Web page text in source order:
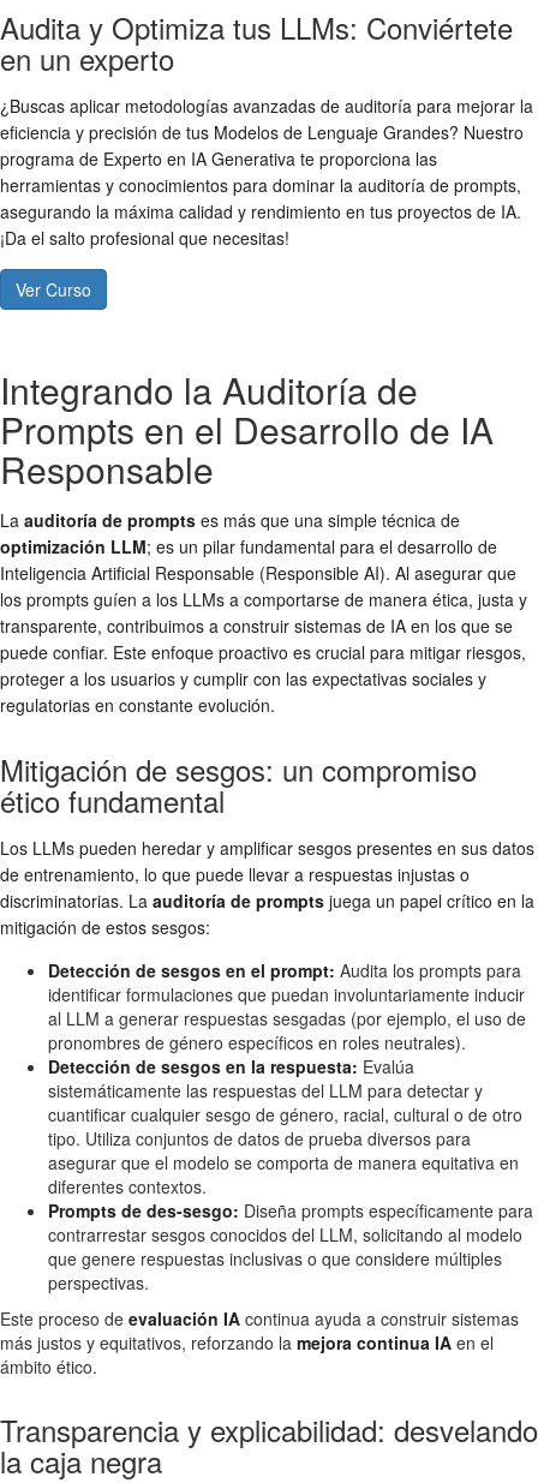
Audita y Optimiza tus LLMs: Conviértete
en un experto
¿Buscas aplicar metodologías avanzadas de auditoría para mejorar la
eficiencia y precisión de tus Modelos de Lenguaje Grandes? Nuestro
programa de Experto en IA Generativa te proporciona las
herramientas y conocimientos para dominar la auditoría de prompts,
asegurando la máxima calidad y rendimiento en tus proyectos de IA.
¡Da el salto profesional que necesitas!
Ver Curso
Integrando la Auditoría de
Prompts en el Desarrollo de IA
Responsable
La auditoría de prompts es más que una simple técnica de
optimización LLM; es un pilar fundamental para el desarrollo de
Inteligencia Artificial Responsable (Responsible AI). Al asegurar que
los prompts guíen a los LLMs a comportarse de manera ética, justa y
transparente, contribuimos a construir sistemas de IA en los que se
puede confiar. Este enfoque proactivo es crucial para mitigar riesgos,
proteger a los usuarios y cumplir con las expectativas sociales y
regulatorias en constante evolución.
Mitigación de sesgos: un compromiso
ético fundamental
Los LLMs pueden heredar y amplificar sesgos presentes en sus datos
de entrenamiento, lo que puede llevar a respuestas injustas o
discriminatorias. La auditoría de prompts juega un papel crítico en la
mitigación de estos sesgos:
Detección de sesgos en el prompt: Audita los prompts para
identificar formulaciones que puedan involuntariamente inducir
al LLM a generar respuestas sesgadas (por ejemplo, el uso de
pronombres de género específicos en roles neutrales).
Detección de sesgos en la respuesta: Evalúa
sistemáticamente las respuestas del LLM para detectar y
cuantificar cualquier sesgo de género, racial, cultural o de otro
tipo. Utiliza conjuntos de datos de prueba diversos para
asegurar que el modelo se comporta de manera equitativa en
diferentes contextos.
Prompts de des-sesgo: Diseña prompts específicamente para
contrarrestar sesgos conocidos del LLM, solicitando al modelo
que genere respuestas inclusivas o que considere múltiples
perspectivas.
Este proceso de evaluación IA continua ayuda a construir sistemas
más justos y equitativos, reforzando la mejora continua IA en el
ámbito ético.
Transparencia y explicabilidad: desvelando
la caja negra